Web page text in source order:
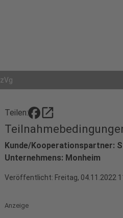
zVg
Teilen: open_in_new
Kunde/Kooperationspartner:
Unternehmens: Monheim
Veröffentlicht: Freitag, 04.11.2022
Anzeige